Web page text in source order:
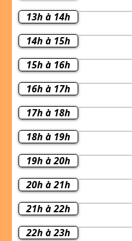
13h à 14h
14h à 15h
15h à 16h
16h à 17h
17h à 18h
18h à 19h
19h à 20h
20h à 21h
21h à 22h
22h à 23h